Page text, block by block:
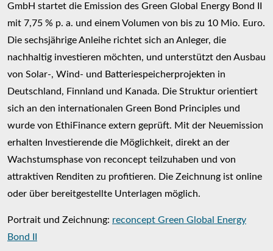
GmbH startet die Emission des Green Global Energy Bond II
mit 7,75 % p. a. und einem Volumen von bis zu 10 Mio. Euro.
Die sechsjährige Anleihe richtet sich an Anleger, die
nachhaltig investieren möchten, und unterstützt den Ausbau
von Solar-, Wind- und Batteriespeicherprojekten in
Deutschland, Finnland und Kanada. Die Struktur orientiert
sich an den internationalen Green Bond Principles und
wurde von EthiFinance extern geprüft. Mit der Neuemission
erhalten Investierende die Möglichkeit, direkt an der
Wachstumsphase von reconcept teilzuhaben und von
attraktiven Renditen zu profitieren. Die Zeichnung ist online
oder über bereitgestellte Unterlagen möglich.
Portrait und Zeichnung: reconcept Green Global Energy
Bond II